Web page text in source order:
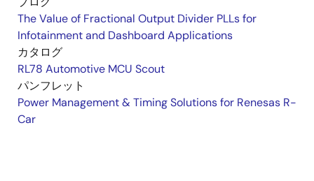
The Value of Fractional Output Divider PLLs for
Infotainment and Dashboard Applications
カタログ
RL78 Automotive MCU Scout
パンフレット
Power Management & Timing Solutions for Renesas R-
Car